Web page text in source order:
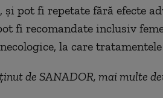
pot fi repetate fără efecte
fi recomandate inclusiv
la care
de SANADOR, mai multe